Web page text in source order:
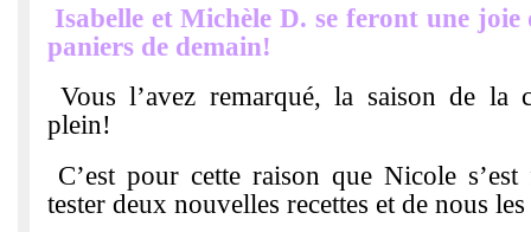
Isabelle et Michèle D. se feront une joie
paniers de demain!
Vous l’avez remarqué, la saison de la
plein!
C’est pour cette raison que Nicole
tester deux nouvelles recettes et de nous